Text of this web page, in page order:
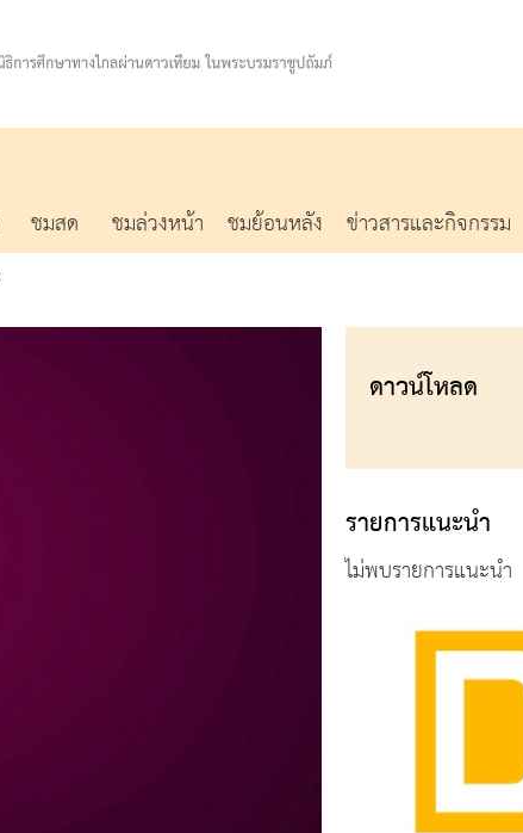
ชมสด ชมล่วงหน้า ชมย้อนหลัง ข่าวสารและกิจกรรม
ดาวน์โหลด
รายการแนะนำ
ไม่พบรายการแนะนำ